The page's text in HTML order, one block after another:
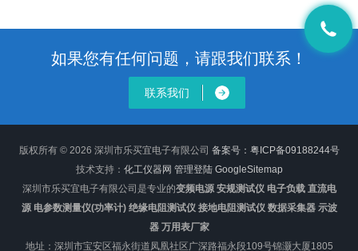
量测量、诊断与分析。
如果您有任何问题，请跟我们联系！
联系我们
版权所有 © 2026 深圳市乐买宜电子有限公司 备案号：粤ICP备09188244号
技术支持： 化工仪器网 管理登陆 GoogleSitemap
深圳市乐买宜电子有限公司是专业的变频电源 安规测试仪 电子负载 直流电
源 电参数测量仪(功率计) 绝缘电阻测试仪 接地电阻测试仪 数据采集器 示波
器 万用表厂家
地址：深圳市宝安区福永街道凤凰社区广深路福永段109号锦灏大厦1805